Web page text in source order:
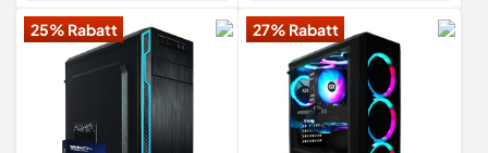
25% Rabatt 27% Rabatt